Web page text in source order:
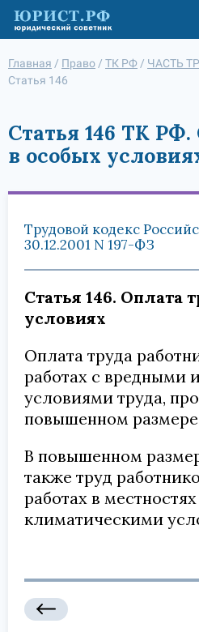
Главная / Право / ТК РФ / ЧАСТЬ
Статья 146
Статья 146 ТК
в особых
Трудовой кодекс
30.12.2001 N 197-ФЗ
Статья 146. Оплата
условиях
Оплата труда
работах с вредными
условиями труда,
повышенном
В повышенном
также труд
работах в
климатическими